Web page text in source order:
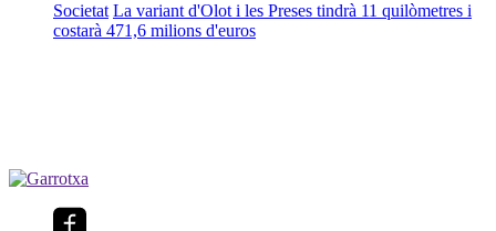
Societat La variant d'Olot i les Preses tindrà 11 quilòmetres i
costarà 471,6 milions d'euros